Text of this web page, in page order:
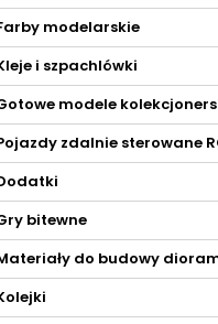
modelarskie
i szpachlówki
modele
zdalnie sterowane
bitewne
do budowy